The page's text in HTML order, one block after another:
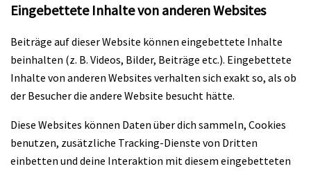
Eingebettete Inhalte von anderen Websites
Beiträge auf dieser Website können eingebettete Inhalte
beinhalten (z. B. Videos, Bilder, Beiträge etc.). Eingebettete
Inhalte von anderen Websites verhalten sich exakt so, als ob
der Besucher die andere Website besucht hätte.
Diese Websites können Daten über dich sammeln, Cookies
benutzen, zusätzliche Tracking-Dienste von Dritten
einbetten und deine Interaktion mit diesem eingebetteten